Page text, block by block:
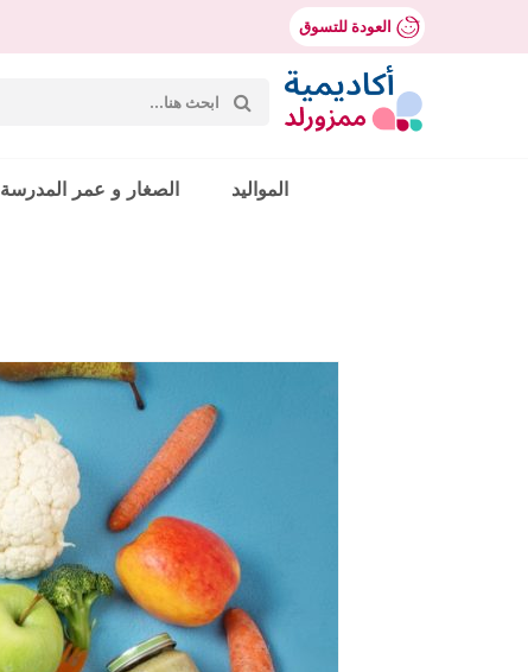
العودة للتسوق
بحث
عن:
المواليد الصغار و عمر المدرسة